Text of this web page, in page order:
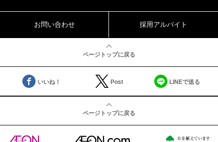
お問い合わせ 採用アルバイト
ページトップに戻る
いいね！ Post LINEで送る
ページトップに戻る